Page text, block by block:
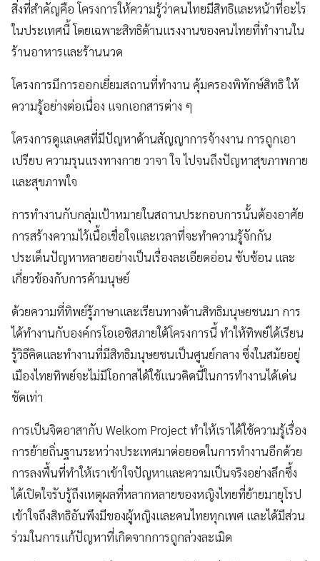
สิ่งที่สำคัญคือ โครงการให้ความรู้ว่าคนไทยมีสิทธิและหน้าที่อะไร
ในประเทศนี้ โดยเฉพาะสิทธิด้านแรงงานของคนไทยที่ทำงานใน
ร้านอาหารและร้านนวด
โครงการมีการออกเยี่ยมสถานที่ทำงาน คุ้มครองพิทักษ์สิทธิ ให้
ความรู้อย่างต่อเนื่อง แจกเอกสารต่าง ๆ
โครงการดูแลเคสที่มีปัญหาด้านสัญญาการจ้างงาน การถูกเอา
เปรียบ ความรุนแรงทางกาย วาจา ใจ ไปจนถึงปัญหาสุขภาพกาย
และสุขภาพใจ
การทำงานกับกลุ่มเป้าหมายในสถานประกอบการนั้นต้องอาศัย
การสร้างความไว้เนื้อเชื่อใจและเวลาที่จะทำความรู้จักกัน
ประเด็นปัญหาหลายอย่างเป็นเรื่องละเอียดอ่อน ซับซ้อน และ
เกี่ยวข้องกับการค้ามนุษย์
ด้วยความที่ทิพย์รู้ภาษาและเรียนทางด้านสิทธิมนุษยชนมา การ
ได้ทำงานกับองค์กรโอเอซิสภายใต้โครงการนี้ ทำให้ทิพย์ได้เรียน
รู้วิธีคิดและทำงานที่มีสิทธิมนุษยชนเป็นศูนย์กลาง ซึ่งในสมัยอยู่
เมืองไทยทิพย์จะไม่มีโอกาสได้ใช้แนวคิดนี้ในการทำงานได้เด่น
ชัดเท่า
การเป็นจิตอาสากับ Welkom Project ทำให้เราได้ใช้ความรู้เรื่อง
การย้ายถิ่นฐานระหว่างประเทศมาต่อยอดในการทำงานอีกด้วย
การลงพื้นที่ทำให้เราเข้าใจปัญหาและความเป็นจริงอย่างลึกซึ้ง
ได้เปิดใจรับรู้ถึงเหตุผลที่หลากหลายของหญิงไทยที่ย้ายมายุโรป
เข้าใจถึงสิทธิอันพึงมีของผู้หญิงและคนไทยทุกเพศ และได้มีส่วน
ร่วมในการแก้ปัญหาที่เกิดจากการถูกล่วงละเมิด